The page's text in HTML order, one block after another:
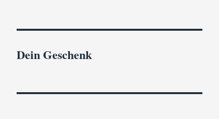
Dein Geschenk